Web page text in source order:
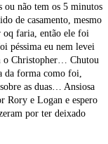
ou não tem os 5 minutos
de casamento, mesmo
oq faria, então ele foi
péssima eu nem levei
o Christopher… Chutou
da forma como foi,
as duas… Ansiosa
Rory e Logan e espero
por ter deixado